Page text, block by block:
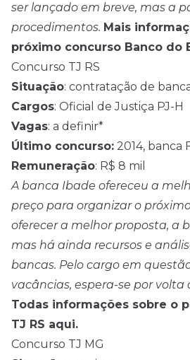
ser lançado em breve, mas a
procedimentos. Mais
próximo concurso Banco do
Concurso TJ RS
Situação: contratação de
Cargos: Oficial de Justiça PJ-H
Vagas: a definir*
Último concurso: 2014, banca
Remuneração: R$ 8 mil
A banca Ibade ofereceu a
preço para organizar o próximo
oferecer a melhor proposta, a
mas há ainda recursos e
bancas. Pelo cargo em
vacâncias, espera-se por volta
Todas informações sobre o
TJ RS aqui.
Concurso TJ MG